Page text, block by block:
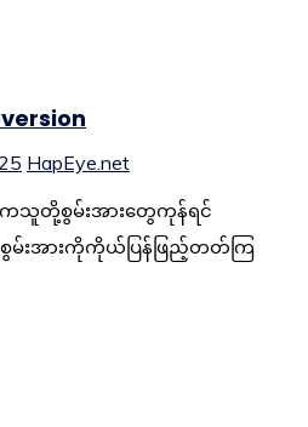
HapEye.net
)ကသူတို့စွမ်းအားတွေကုန်ရင်
းအားကိုကိုယ်ပြန်ဖြည့်တတ်ကြ